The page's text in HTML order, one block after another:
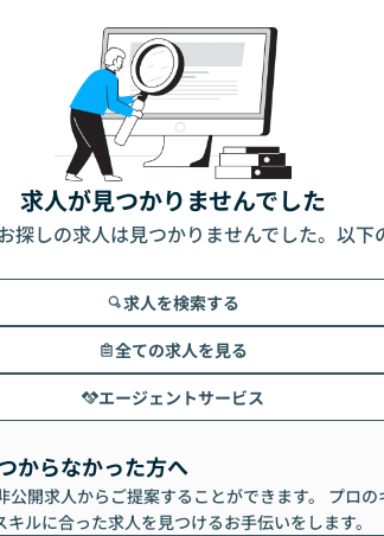
求人が見つかりませんでした
探しの求人は見つかりませんでした。以下
求人を検索する
全ての求人を見る
エージェントサービス
からなかった方へ
公開求人からご提案することができます。 プロの
ルに合った求人を見つけるお手伝いをします。